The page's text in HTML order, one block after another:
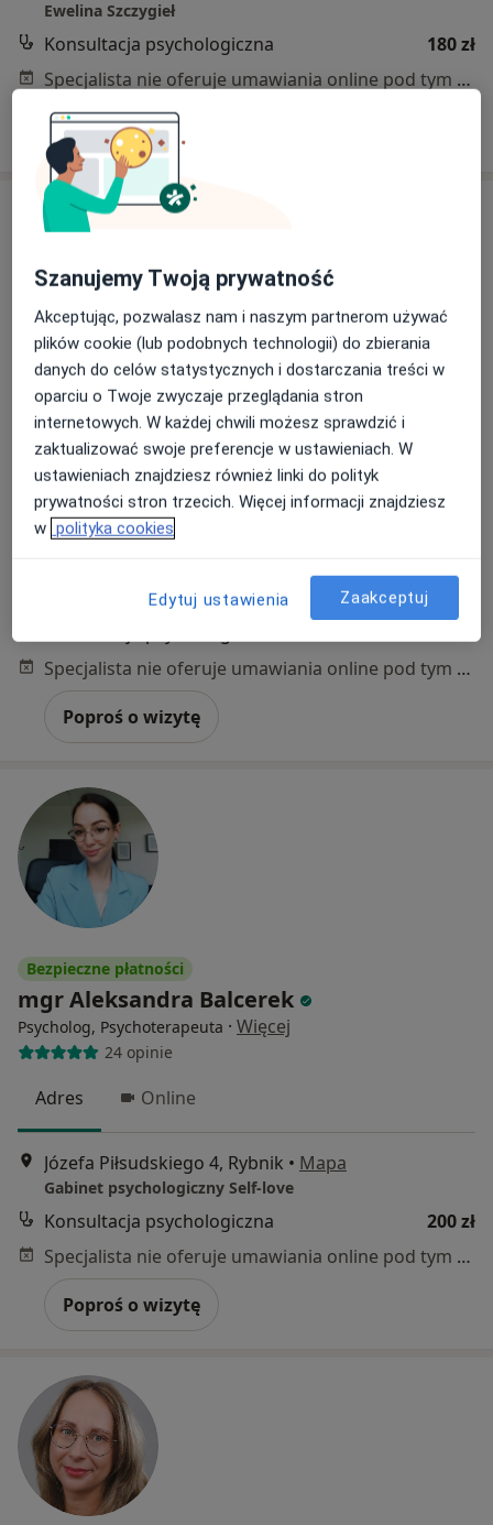
Ewelina Szczygieł
Konsultacja psychologiczna
180 zł
Specjalista nie oferuje umawiania online pod tym adresem.
Poproś o wizytę
Bezpieczne płatności
mgr Patrycja Borecka
Psycholog Więcej
33 opinie
Adres 1 Adres 2 Online 1 Online 2
Wincentego Kadłubka 15, Rybnik•Mapa
Gabinet Psychologiczny Patrycja Borecka
Specjalista nie oferuje umawiania online pod tym adresem.
Poproś o wizytę
Bezpieczne płatności
mgr Aleksandra Balcerek
Psycholog, Psychoterapeuta · Więcej
24 opinie
Adres Online
Józefa Piłsudskiego 4, Rybnik • Mapa
Gabinet psychologiczny Self-love
Konsultacja psychologiczna
200 zł
Specjalista nie oferuje umawiania online pod tym adresem.
Poproś o wizytę
Szanujemy Twoją prywatność
Akceptując, pozwalasz nam i naszym partnerom używać
plików cookie (lub podobnych technologii) do zbierania
danych do celów statystycznych i dostarczania treści w
oparciu o Twoje zwyczaje przeglądania stron
internetowych. W każdej chwili możesz sprawdzić i
zaktualizować swoje preferencje w ustawieniach. W
ustawieniach znajdziesz również linki do polityk
prywatności stron trzecich. Więcej informacji znajdziesz
w polityka cookies
Edytuj ustawienia Zaakceptuj